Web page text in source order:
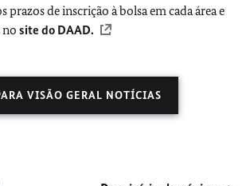
prazos de inscrição à bolsa em cada área e
no site do DAAD.
VISÃO GERAL NOTÍCIAS